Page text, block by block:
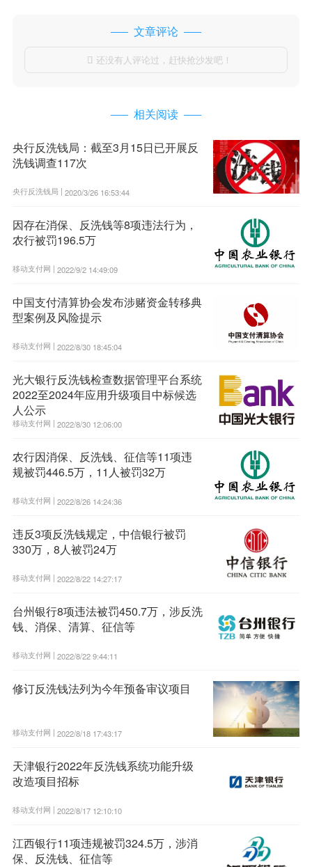
文章评论
 还没有人评论过，赶快抢沙发吧！
相关阅读
央行反洗钱局：截至3月15日已开展反
洗钱调查117次
央行反洗钱局 | 2020/3/26 16:53:44
因存在消保、反洗钱等8项违法行为，
农行被罚196.5万
移动支付网 | 2022/9/2 14:49:09
中国支付清算协会发布涉赌资金转移典
型案例及风险提示
移动支付网 | 2022/8/30 18:45:04
光大银行反洗钱检查数据管理平台系统
2022至2024年应用升级项目中标候选
人公示
移动支付网 | 2022/8/30 12:06:00
农行因消保、反洗钱、征信等11项违
规被罚446.5万，11人被罚32万
移动支付网 | 2022/8/26 14:24:36
违反3项反洗钱规定，中信银行被罚
330万，8人被罚24万
移动支付网 | 2022/8/22 14:27:17
台州银行8项违法被罚450.7万，涉反洗
钱、消保、清算、征信等
移动支付网 | 2022/8/22 9:44:11
修订反洗钱法列为今年预备审议项目
移动支付网 | 2022/8/18 17:43:17
天津银行2022年反洗钱系统功能升级
改造项目招标
移动支付网 | 2022/8/17 12:10:10
江西银行11项违规被罚324.5万，涉消
保、反洗钱、征信等